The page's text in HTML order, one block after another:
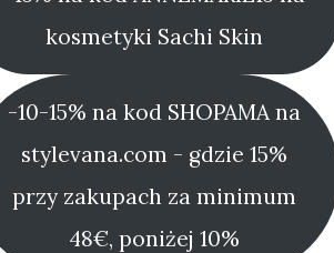
kosmetyki Sachi Skin
-10-15% na kod SHOPAMA na
stylevana.com - gdzie 15%
przy zakupach za minimum
48€, poniżej 10%